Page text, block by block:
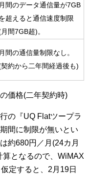
月間のデータ通信量が7GB
超えると通信速度制限
間7GB超)。
月間の通信量制限なし。
約から二年間経過後も)
価格(二年契約時)
の『UQ Flatツープラ
間に制限が無いとい
約680円／月(24カ月
となるので、WiMAX
定すると、2月19日